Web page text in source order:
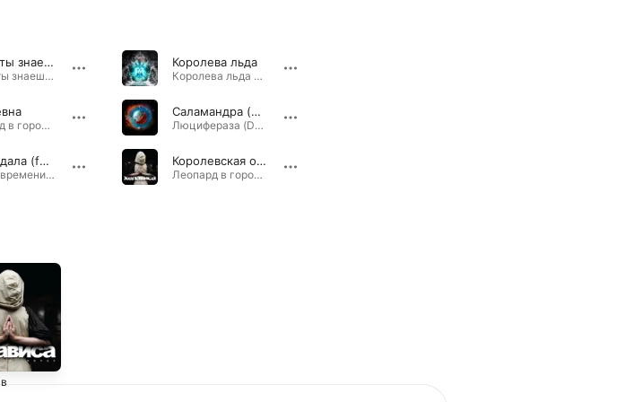
Мама, ты знаешь… (feat. Глобалис)
Мама, ты знаешь… - Single · 2017
Леопард в городе · 2009
Тебя ждала (feat. Хелависа)
Формы времени · 2008
Королева льда
Королева льда - Single · 2024
Саламандра (Bonus Track)
Люцифераза (Deluxe) · 2018
Королевская охота
Леопард в городе · 2009